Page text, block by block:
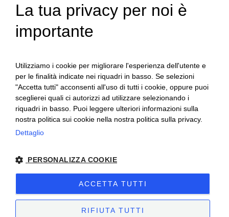
Ceretto Aziende Vitivinicole S.r.l. | Strada
Cassiano, 34 | 12051 Alba (CN) | Tel.
+39.0173.282582 |ceretto@ceretto.com
Visite: Tel. +39 0173 268033 |
visit@ceretto.com
La tua privacy per noi è
importante
Utilizziamo i cookie per migliorare l'esperienza dell'utente e
per le finalità indicate nei riquadri in basso. Se selezioni
"Accetta tutti" acconsenti all'uso di tutti i cookie, oppure puoi
sceglierei quali ci autorizzi ad utilizzare selezionando i
riquadri in basso. Puoi leggere ulteriori informazioni sulla
nostra politica sui cookie nella nostra politica sulla privacy.
Dettaglio
PERSONALIZZA COOKIE
ACCETTA TUTTI
RIFIUTA TUTTI